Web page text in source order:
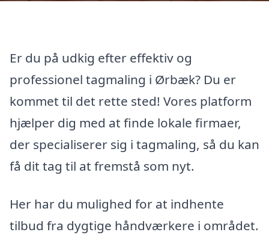
Er du på udkig efter effektiv og
professionel tagmaling i Ørbæk? Du er
kommet til det rette sted! Vores platform
hjælper dig med at finde lokale firmaer,
der specialiserer sig i tagmaling, så du kan
få dit tag til at fremstå som nyt.
Her har du mulighed for at indhente
tilbud fra dygtige håndværkere i området.